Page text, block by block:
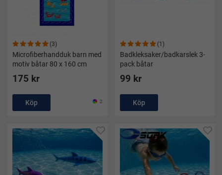
(3)
Microfiberhandduk barn med
motiv båtar 80 x 160 cm
175 kr
Köp 2
(1)
Badkleksaker/badkarslek 3-
pack båtar
99 kr
Köp